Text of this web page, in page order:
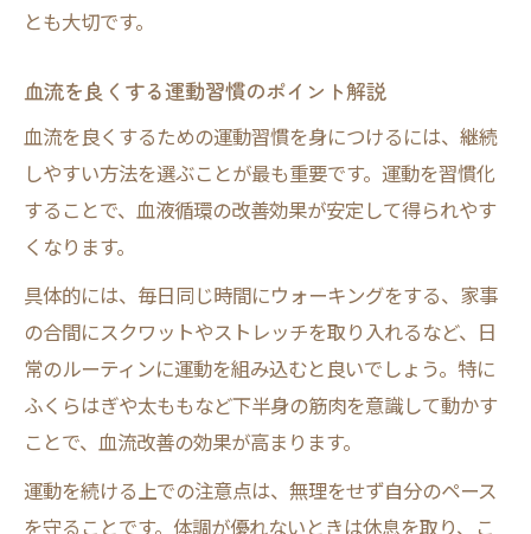
とも大切です。
血流を良くする運動習慣のポイント解説
血流を良くするための運動習慣を身につけるには、継続
しやすい方法を選ぶことが最も重要です。運動を習慣化
することで、血液循環の改善効果が安定して得られやす
くなります。
具体的には、毎日同じ時間にウォーキングをする、家事
の合間にスクワットやストレッチを取り入れるなど、日
常のルーティンに運動を組み込むと良いでしょう。特に
ふくらはぎや太ももなど下半身の筋肉を意識して動かす
ことで、血流改善の効果が高まります。
運動を続ける上での注意点は、無理をせず自分のペース
を守ることです。体調が優れないときは休息を取り、こ